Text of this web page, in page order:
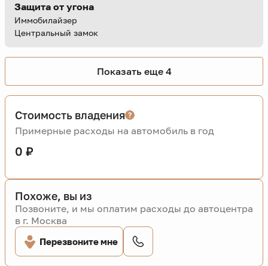
Защита от угона
Иммобилайзер
Центральный замок
Показать еще 4
Стоимость владения
Примерные расходы на автомобиль в год
0 ₽
Похоже, вы из
Позвоните, и мы оплатим расходы до автоцентра
в г. Москва
Перезвоните мне